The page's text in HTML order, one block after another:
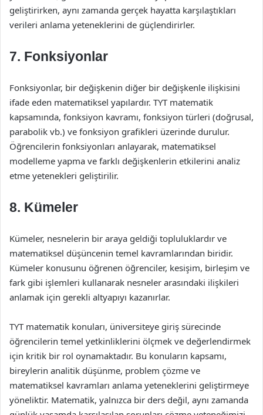
geliştirirken, aynı zamanda gerçek hayatta karşılaştıkları
verileri anlama yeteneklerini de güçlendirirler.
7. Fonksiyonlar
Fonksiyonlar, bir değişkenin diğer bir değişkenle ilişkisini
ifade eden matematiksel yapılardır. TYT matematik
kapsamında, fonksiyon kavramı, fonksiyon türleri (doğrusal,
parabolik vb.) ve fonksiyon grafikleri üzerinde durulur.
Öğrencilerin fonksiyonları anlayarak, matematiksel
modelleme yapma ve farklı değişkenlerin etkilerini analiz
etme yetenekleri geliştirilir.
8. Kümeler
Kümeler, nesnelerin bir araya geldiği topluluklardır ve
matematiksel düşüncenin temel kavramlarından biridir.
Kümeler konusunu öğrenen öğrenciler, kesişim, birleşim ve
fark gibi işlemleri kullanarak nesneler arasındaki ilişkileri
anlamak için gerekli altyapıyı kazanırlar.
TYT matematik konuları, üniversiteye giriş sürecinde
öğrencilerin temel yetkinliklerini ölçmek ve değerlendirmek
için kritik bir rol oynamaktadır. Bu konuların kapsamı,
bireylerin analitik düşünme, problem çözme ve
matematiksel kavramları anlama yeteneklerini geliştirmeye
yöneliktir. Matematik, yalnızca bir ders değil, aynı zamanda